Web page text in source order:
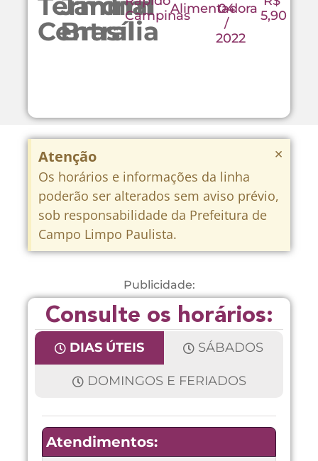
Central
BrasíliaCampinasAlimentadora
04
/
2022
5,90
Atenção
Os horários e informações da linha
poderão ser alterados sem aviso prévio,
sob responsabilidade da Prefeitura de
Campo Limpo Paulista.
×
Publicidade:
Consulte os horários:
DIAS ÚTEIS SÁBADOS
DOMINGOS E FERIADOS
Atendimentos: